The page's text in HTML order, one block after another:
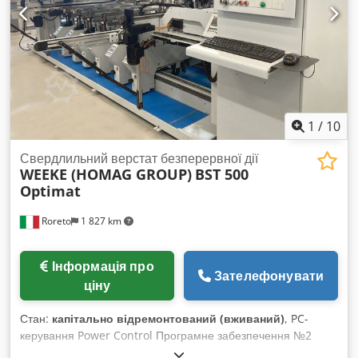
ширина (мм): 250 Нижні вертикальні свердлильні супорти
(кількість): 6 Свердлильних головок на кожен нижній супорт:
2 Шпинделів на кожну головку нижніх супортів: різна
кількість Верхні вертикальні свердлильні супорти (кількість):
2 Шпинделів на кожну головку верхніх супортів: 2 Верхні
вертикальні притискні елементи для заготовок (кількість): 6
Стрічковий конвеєр для відведення стружки Цифрова
індикація позиційних даних (вісь) Загальна встановлена
потужність (кВт): 26
1 / 10
Roreto 1 827 km
Свердлильний верстат безперервної дії
WEEKE (HOMAG GROUP) BST 500
Optimat
ціну
Зателефонувати
Стан: капітально відремонтований (вживаний), PC-
керування Power Control Програмне забезпечення №2
Привідні конвеєрні стрічки №2 Горизонтальні свердлильні